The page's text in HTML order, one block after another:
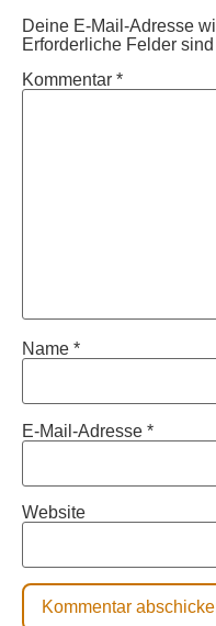
Deine E-Mail-Adresse
Erforderliche Felder
Kommentar *
Name *
E-Mail-Adresse *
Website